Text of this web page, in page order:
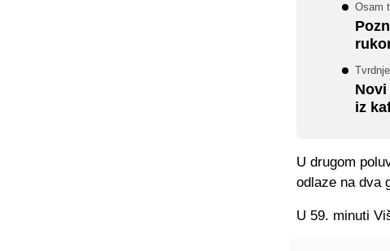
Osam
iz
U drugom
odlaze na dva
U 59. minuti